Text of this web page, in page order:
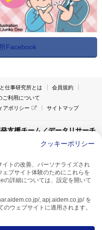
仕事研究所とは
会員規約
ご利用について
アポリシー サイトマップ
支援チーム／データリサーチ
43
クッキーポリシー
トの改善、パーソナライズされ
ブサイト体験のためにこれらを
の詳細については、設定を開いて
, apj.aidem.co.jp/ を
ウェブサイトに適用されます。